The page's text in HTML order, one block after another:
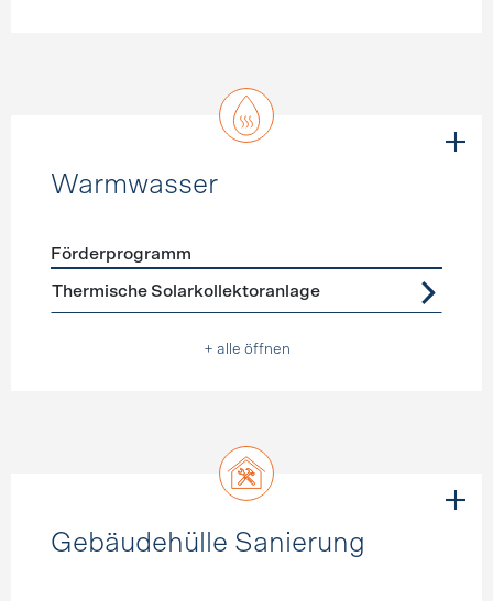
Warmwasser
Förderprogramme Warmwasser
Förderprogramm
Thermische Solarkollektoranlage
+ alle öffnen
Gebäudehülle Sanierung